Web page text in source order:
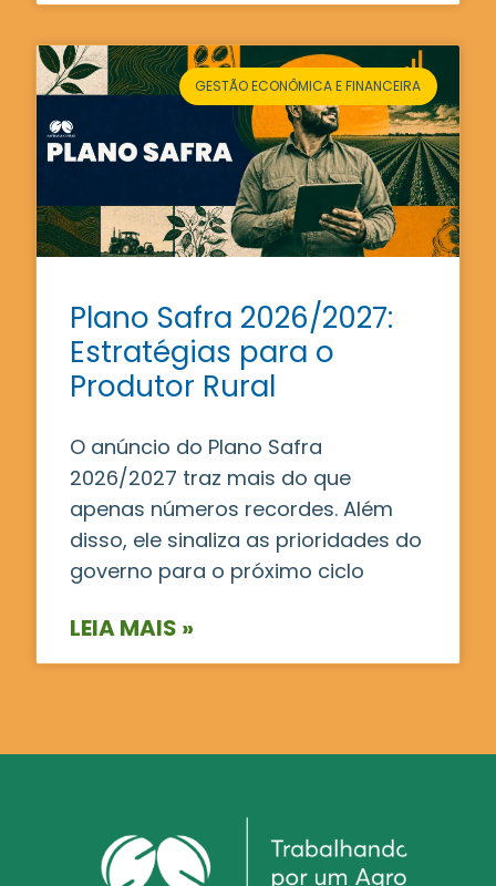
GESTÃO ECONÔMICA E FINANCEIRA
Plano Safra 2026/2027:
Estratégias para o
Produtor Rural
O anúncio do Plano Safra
2026/2027 traz mais do que
apenas números recordes. Além
disso, ele sinaliza as prioridades do
governo para o próximo ciclo
LEIA MAIS »